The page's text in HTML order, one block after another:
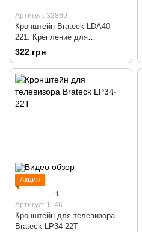
Артикул: 32869
Кронштейн Brateck LDA40-
221. Крепление для
телевизора 13-43 дюймов
322 грн
Акция
1
Артикул: 1146
Кронштейн для телевизора
Brateck LP34-22T